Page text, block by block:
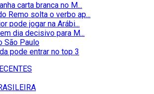
carta branca no M...
Remo solta o verbo ap...
pode jogar na Arábi...
dia decisivo para M...
São Paulo
pode entrar no top 3